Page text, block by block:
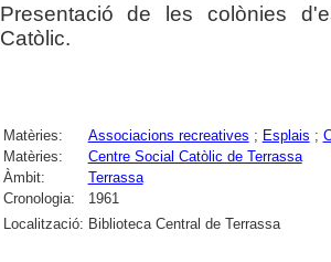
Presentació de les colònies
Catòlic.
Matèries: Associacions recreatives ; Esplais ;
Matèries:
Centre Social Catòlic de Terrassa
Àmbit:
Terrassa
Cronologia:
1961
Localització: Biblioteca Central de Terrassa